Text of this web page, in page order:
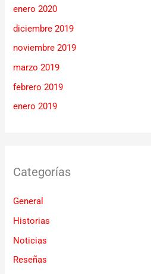
enero 2020
diciembre 2019
noviembre 2019
marzo 2019
febrero 2019
enero 2019
Categorías
General
Historias
Noticias
Reseñas